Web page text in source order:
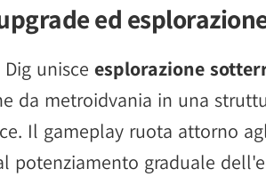
ed
unisce esplorazione
da metroidvania in una
Il gameplay ruota attorno
potenziamento graduale